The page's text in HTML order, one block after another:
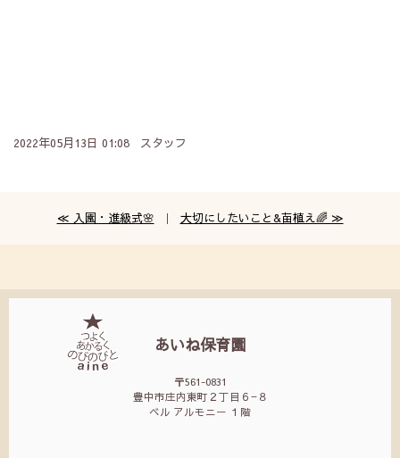
2022年05月13日 01:08 スタッフ
≪ 入園・進級式🌸 ｜ 大切にしたいこと&苗植え🌈 ≫
あいね保育園
〒561-0831
豊中市庄内東町２丁目６−８
ベル アルモニー １階